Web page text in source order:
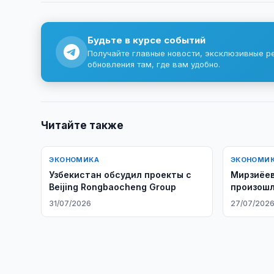
Будьте в курсе событий
Получайте главные новости, эксклюзивные
обновления там, где вам удобно.
Читайте также
ЭКОНОМИКА
Узбекистан обсудил проекты с
Beijing Rongbaocheng Group
31/07/2026 27/07/2026